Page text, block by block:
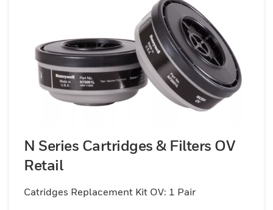
N Series Cartridges & Filters OV
Retail
Catridges Replacement Kit OV: 1 Pair